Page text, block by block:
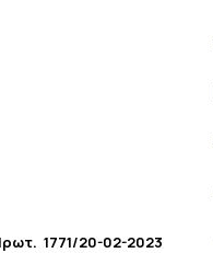
1771/20-02-2023